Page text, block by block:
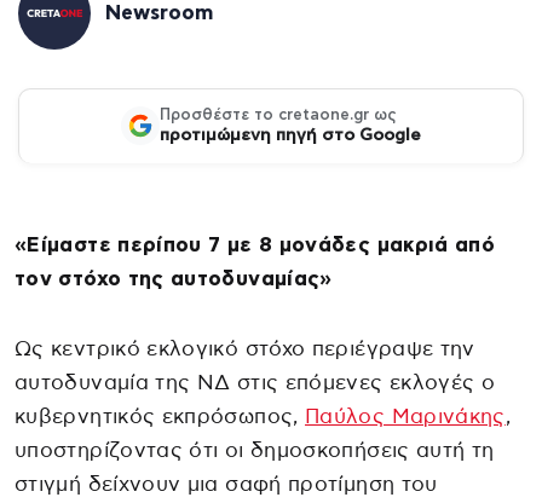
Newsroom
Προσθέστε το cretaone.gr ως
προτιμώμενη πηγή στο Google
«Είμαστε περίπου 7 με 8 μονάδες μακριά από
τον στόχο της αυτοδυναμίας»
Ως κεντρικό εκλογικό στόχο περιέγραψε την
αυτοδυναμία της ΝΔ στις επόμενες εκλογές ο
κυβερνητικός εκπρόσωπος, Παύλος Μαρινάκης,
υποστηρίζοντας ότι οι δημοσκοπήσεις αυτή τη
στιγμή δείχνουν μια σαφή προτίμηση του